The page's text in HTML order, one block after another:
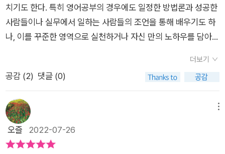
발음이 곧 영국식 영어 발음일까요? 어린이용 영어 교재에 나오
는 행복에 겨운 억양을 따라하면 발음이 좋은 걸까요? 정확힌지
잘은 몰라도 말이 막힘없이 쏟아지면 유창한 걸까요? (24쪽)​우
도록 질문을 던진다. 막연히 잘하고 싶다고 생각했고, 그 '잘'하는
것의 개념이 짚어보니 '이건 아니다'라는 생각이 드는 것부터 이
책으로 하나씩 알아간다. 이 책을 읽으며 생각할 것이 많아진다. ​​​
영어학습법에 관한 책이면서 영어에 대한 생각을 나눠주니 영어
공부부터 시작하는 게 아니라 영어에 대해 생각해볼 수 있어서 도
움이 된다. ​무언가 하자고 할 때 바로 시작하며 돌격하는 것보다
들과 다르게 영어를 어떠한 마음가짐으로 공부를 해야하는지에
대해서 말해준다. 수십 년째 통역 일을 하고 있는 저자는 지금도
모르는 것이 많다고 한다. 처음부터 영어는 완전 정복을 할 수 없
는 공부다. 하지만 어렵다고 내려놓지 말고 꾸준히 노력해야함을
강조한다. ​루틴대로 움직이는 것이 아닌 시간이 생길 때 매일 영
기 싫어지는 순간이 생긴다. 너무 신경써서한 만큼 오히려 독이
될 수 있으므로 그런 루틴의 강박관념에서 벗어나 시작해보길 권
한다. 완벽해지려 하기보다 몰라도 자신감있게 시도해보는 것이
다. 꾸준하게 공부하고 틀릴 것 같다고 위축될 필요없이 자신감있
치기도 한다. 특히 영어공부의 경우에도 일정한 방법론과 성공한
사람들이나 실무에서 일하는 사람들의 조언을 통해 배우기도 하
나, 이를 꾸준한 영역으로 실천하거나 자신 만의 노하우를 담아서
지막 영어공부> 그래도 포기할 수 없는 기본적인 영어회화 능력,
그리고 구체적인 영어공부법, 책의 저자도 자신 만의 감각과 경험
하며 더 나은 형태의 성장과 성공을 응원하고 있다.​물론 개인마다
존재하는 수준의 차이가 존재하나 모든 분야가 그렇지만 공부에
는 왕도가 없고 결국 해야 한다면 꾸준히 해나가는 사람이 좋은
더보기
공감 (2) 댓글 (0)
오즐 2022-07-26